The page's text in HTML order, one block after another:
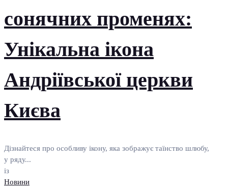
сонячних променях:
Унікальна ікона
Андріївської церкви
Києва
Дізнайтеся про особливу ікону, яка зображує таїнство шлюбу,
у ряду...
із
Новини